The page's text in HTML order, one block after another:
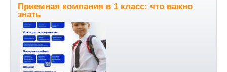
Приемная компания в 1 класс: что важно
знать